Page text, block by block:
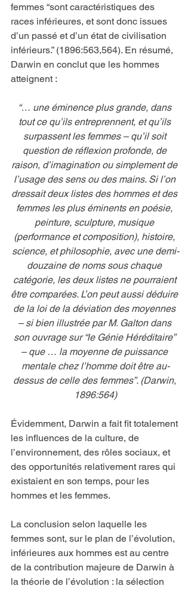
femmes “sont caractéristiques des
races inférieures, et sont donc issues
d’un passé et d’un état de civilisation
inférieurs.” (1896:563,564). En résumé,
Darwin en conclut que les hommes
atteignent :
“… une éminence plus grande, dans
tout ce qu’ils entreprennent, et qu’ils
surpassent les femmes – qu’il soit
question de réflexion profonde, de
raison, d’imagination ou simplement de
l’usage des sens ou des mains. Si l’on
dressait deux listes des hommes et des
femmes les plus éminents en poésie,
peinture, sculpture, musique
(performance et composition), histoire,
science, et philosophie, avec une demi-
douzaine de noms sous chaque
catégorie, les deux listes ne pourraient
être comparées. L’on peut aussi déduire
de la loi de la déviation des moyennes
– si bien illustrée par M. Galton dans
son ouvrage sur “le Génie Héréditaire”
– que … la moyenne de puissance
mentale chez l’homme doit être au-
dessus de celle des femmes”. (Darwin,
1896:564)
Évidemment, Darwin a fait fit totalement
les influences de la culture, de
l’environnement, des rôles sociaux, et
des opportunités relativement rares qui
existaient en son temps, pour les
hommes et les femmes.
La conclusion selon laquelle les
femmes sont, sur le plan de l’évolution,
inférieures aux hommes est au centre
de la contribution majeure de Darwin à
la théorie de l’évolution : la sélection